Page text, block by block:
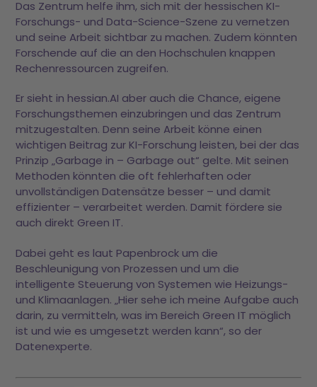
Das Zentrum helfe ihm, sich mit der hessischen KI-
Forschungs- und Data-Science-Szene zu vernetzen
und seine Arbeit sichtbar zu machen. Zudem könnten
Forschende auf die an den Hochschulen knappen
Rechenressourcen zugreifen.
Er sieht in hessian.AI aber auch die Chance, eigene
Forschungsthemen einzubringen und das Zentrum
mitzugestalten. Denn seine Arbeit könne einen
wichtigen Beitrag zur KI-Forschung leisten, bei der das
Prinzip „Garbage in – Garbage out“ gelte. Mit seinen
Methoden könnten die oft fehlerhaften oder
unvollständigen Datensätze besser – und damit
effizienter – verarbeitet werden. Damit fördere sie
auch direkt Green IT.
Dabei geht es laut Papenbrock um die
Beschleunigung von Prozessen und um die
intelligente Steuerung von Systemen wie Heizungs-
und Klimaanlagen. „Hier sehe ich meine Aufgabe auch
darin, zu vermitteln, was im Bereich Green IT möglich
ist und wie es umgesetzt werden kann“, so der
Datenexperte.